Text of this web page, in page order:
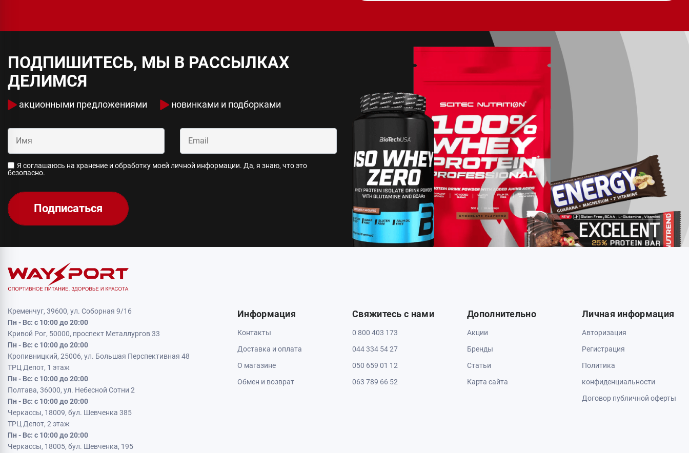
ПОДПИШИТЕСЬ, МЫ В РАССЫЛКАХ
ДЕЛИМСЯ
акционными предложениями новинками и подборками
Я соглашаюсь на хранение и обработку моей личной информации. Да, я знаю, что это
безопасно.
Подписаться
Кременчуг, 39600, ул. Соборная 9/16
Пн - Вс: с 10:00 до 20:00
Кривой Рог, 50000, проспект Металлургов 33
Пн - Вс: с 10:00 до 20:00
Кропивницкий, 25006, ул. Большая Перспективная 48
ТРЦ Депот, 1 этаж
Пн - Вс: с 10:00 до 20:00
Полтава, 36000, ул. Небесной Сотни 2
Пн - Вс: с 10:00 до 20:00
Черкассы, 18009, бул. Шевченка 385
ТРЦ Депот, 2 этаж
Пн - Вс: с 10:00 до 20:00
Черкассы, 18005, бул. Шевченка, 195
Информация
Контакты
Доставка и оплата
О магазине
Обмен и возврат
Свяжитесь с нами
0 800 403 173
044 334 54 27
050 659 01 12
063 789 66 52
Дополнительно
Акции
Бренды
Статьи
Карта сайта
Личная информация
Авторизация
Регистрация
Политика
конфиденциальности
Договор публичной оферты